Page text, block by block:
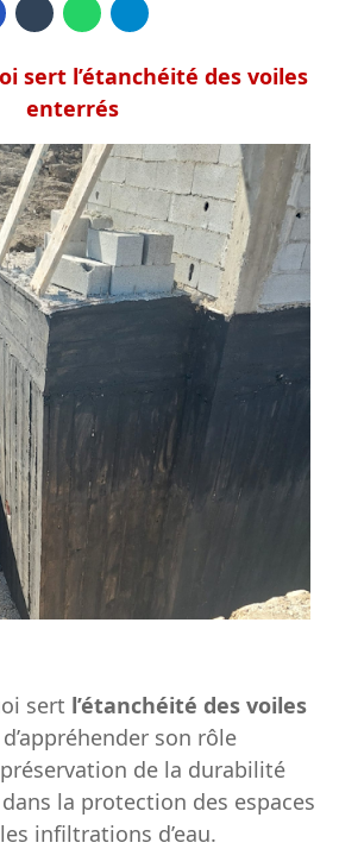
sert l’étanchéité des voiles
enterrés
sert l’étanchéité des voiles
son rôle
de la durabilité
la protection des espaces
infiltrations d’eau.